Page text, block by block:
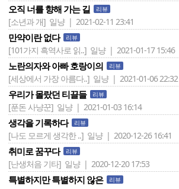
오직 너를 향해 가는 길 리뷰
[소년과 개] 일냥 | 2021-02-11 23:41
만약이란 없다 리뷰
[101가지 흑역사로 읽..] 일냥 | 2021-01-17 15:46
노란의자와 아빠 호랑이의 리뷰
[세상에서 가장 아름다..] 일냥 | 2021-01-06 22:32
우리가 몰랐던 티끌들 리뷰
[푼돈 사냥꾼] 일냥 | 2021-01-03 16:14
생각을 기록하다 리뷰
[나도 모르게 생각한 ..] 일냥 | 2020-12-26 16:41
취미로 꿈꾸다 리뷰
[난생처음 기타] 일냥 | 2020-12-20 17:53
특별하지만 특별하지 않은 리뷰